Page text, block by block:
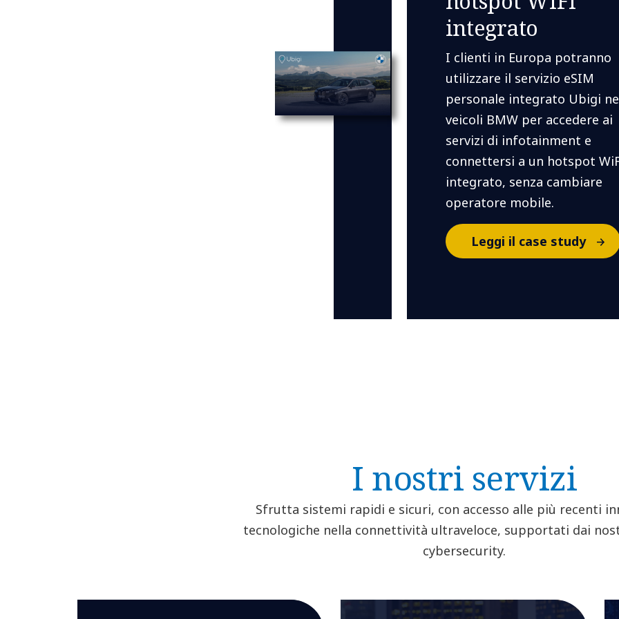
integrato
I clienti in Europa potranno
utilizzare il servizio eSIM
personale integrato Ubigi
veicoli BMW per accedere ai
servizi di infotainment e
connettersi a un hotspot
integrato, senza cambiare
operatore mobile.
Leggi il case study
I nostri servizi
Sfrutta sistemi rapidi e sicuri, con accesso alle più recenti
tecnologiche nella connettività ultraveloce, supportati dai
cybersecurity.